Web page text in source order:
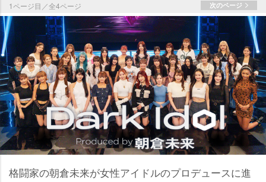
1ページ目／全4ページ 次のページ
格闘家の朝倉未来が女性アイドルのプロデュースに進